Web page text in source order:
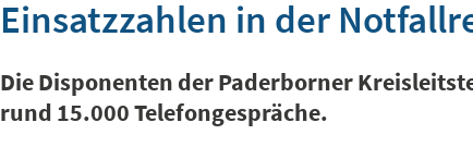
Einsatzzahlen in der
Die Disponenten der Paderborner
rund 15.000 Telefongespräche.